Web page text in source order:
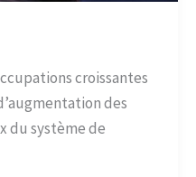
croissantes
des
du système de